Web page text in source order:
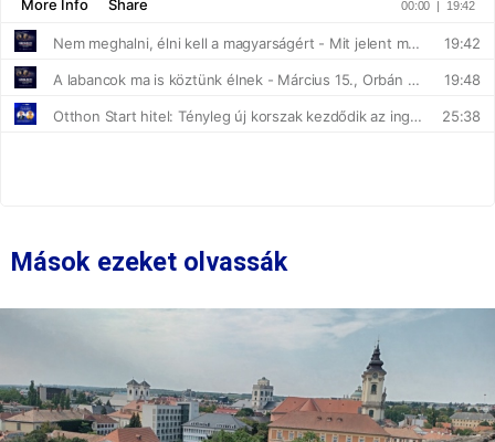
Mások ezeket olvassák